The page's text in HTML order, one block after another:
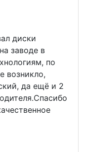
диски
заводе в
по
возникло,
да ещё и 2